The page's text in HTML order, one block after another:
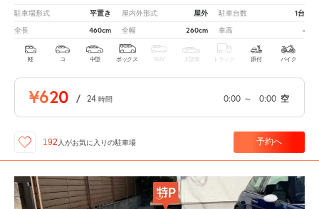
駐車場形式 平置き 屋内外形式 屋外 駐車台数 1台
全長 460cm 全幅 260cm 車高 -
軽 コ 中型 ボックス SUV 大型車 トラック 原付 バイク
¥620 / 24 時間 0:00 ～ 0:00 空
192 人がお気に入りの駐車場 予約へ